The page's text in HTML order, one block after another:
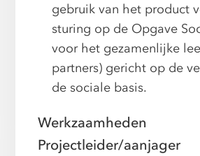
gebruik van het product
sturing op de Opgave
voor het gezamenlijke
partners) gericht op de
de sociale basis.
Werkzaamheden
Projectleider/aanjager